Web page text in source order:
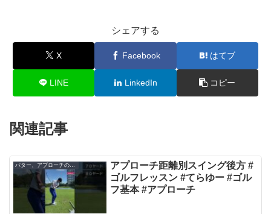
シェアする
X Facebook はてブ
LINE LinkedIn コピー
関連記事
パター、アプローチの練習方法
アプローチ距離別スイング後方 #
ゴルフレッスン #てらゆー #ゴル
フ基本 #アプローチ